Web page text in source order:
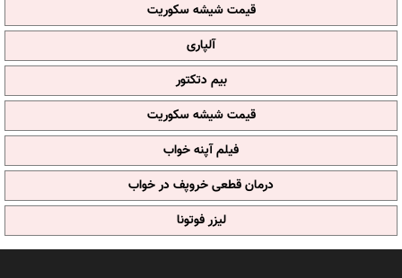
قیمت شیشه سکوریت
آلپاری
بیم دتکتور
قیمت شیشه سکوریت
فیلم آپنه خواب
درمان قطعی خروپف در خواب
لیزر فوتونا